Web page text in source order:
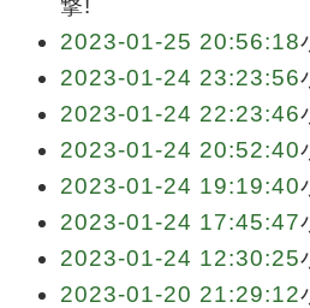
撃!
2023-01-25 20:56:18
2023-01-24 23:23:56
2023-01-24 22:23:46
2023-01-24 20:52:40
2023-01-24 19:19:40
2023-01-24 17:45:47
2023-01-24 12:30:25
2023-01-20 21:29:12